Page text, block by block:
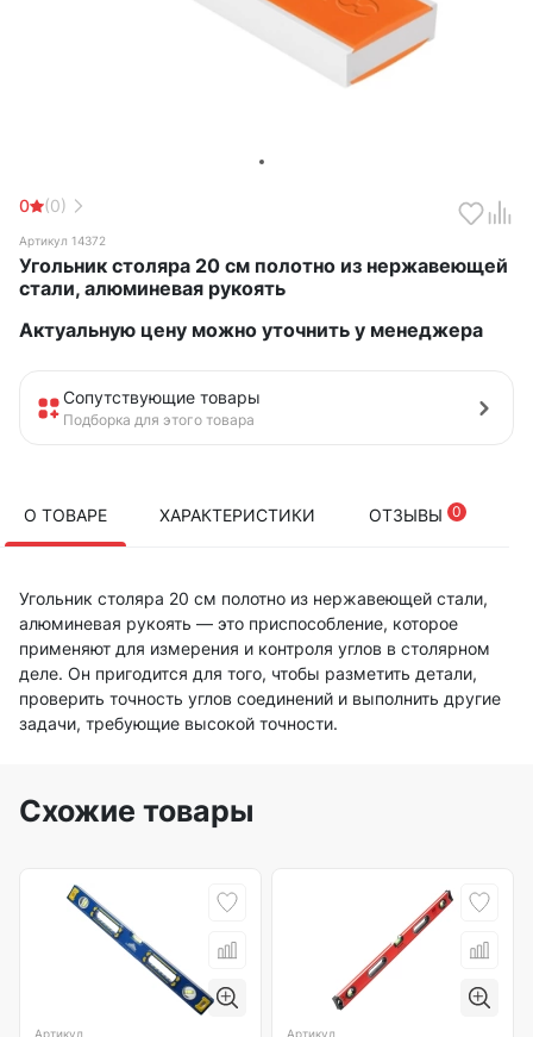
0 (0)
Артикул 14372
Угольник столяра 20 см полотно из нержавеющей
стали, алюминевая рукоять
Актуальную цену можно уточнить у менеджера
Сопутствующие товары
Подборка для этого товара
О ТОВАРЕ ХАРАКТЕРИСТИКИ ОТЗЫВЫ 0
Угольник столяра 20 см полотно из нержавеющей стали,
алюминевая рукоять — это приспособление, которое
применяют для измерения и контроля углов в столярном
деле. Он пригодится для того, чтобы разметить детали,
проверить точность углов соединений и выполнить другие
задачи, требующие высокой точности.
Схожие товары
Артикул
Артикул